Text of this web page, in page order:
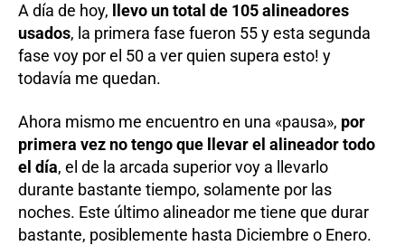
A día de hoy,
llevo un total de 105 alineadores
usados, la primera fase fueron 55 y esta segunda
fase voy por el 50 a ver quien supera esto! y
todavía me quedan.
Ahora mismo me encuentro en una «pausa», por
primera vez no tengo que llevar el alineador todo
el día, el de la arcada superior voy a llevarlo
durante bastante tiempo, solamente por las
noches. Este último alineador me tiene que durar
bastante, posiblemente hasta Diciembre o Enero.